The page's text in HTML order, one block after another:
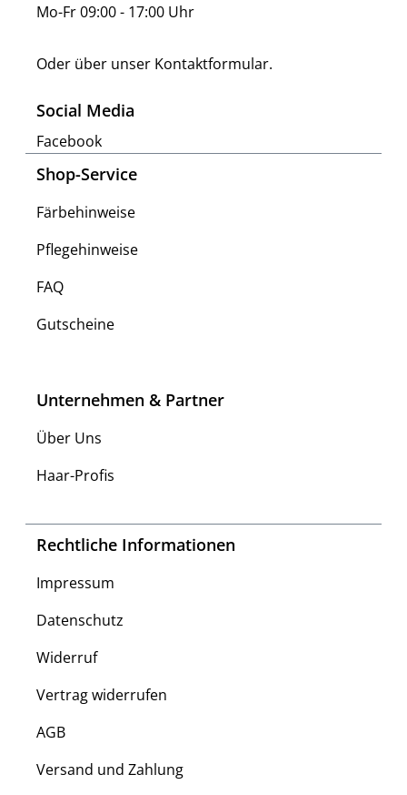
Mo-Fr 09:00 - 17:00 Uhr
Oder über unser Kontaktformular.
Social Media
Facebook
Shop-Service
Färbehinweise
Pflegehinweise
FAQ
Gutscheine
Unternehmen & Partner
Über Uns
Haar-Profis
Rechtliche Informationen
Impressum
Datenschutz
Widerruf
Vertrag widerrufen
AGB
Versand und Zahlung